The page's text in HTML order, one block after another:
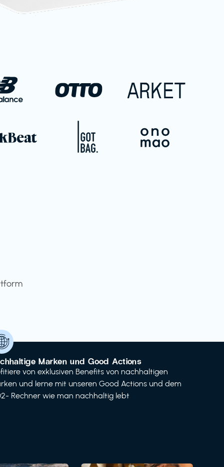
Marken und Good Actions
von exklusiven Benefits von nachhaltigen
und lerne mit unseren Good Actions und dem
Rechner wie man nachhaltig lebt